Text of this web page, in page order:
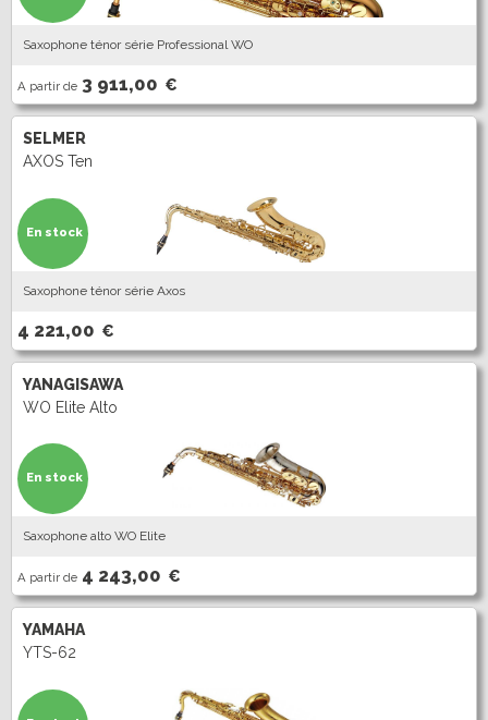
Saxophone ténor série Professional WO
A partir de 3 911,00 €
SELMER
AXOS Ten
Saxophone ténor série Axos
4 221,00 €
En stock
YANAGISAWA
WO Elite Alto
Saxophone alto WO Elite
A partir de 4 243,00 €
En stock
YAMAHA
YTS-62